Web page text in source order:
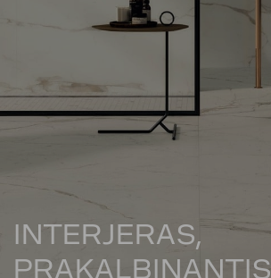
INTERJERAS,
PRAKALBINANTIS